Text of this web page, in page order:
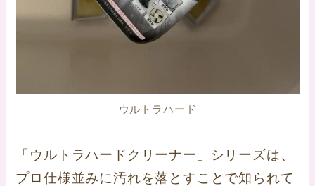
ウルトラハード
「ウルトラハードクリーナー」シリーズは、
プロ仕様並みに汚れを落とすことで知られて